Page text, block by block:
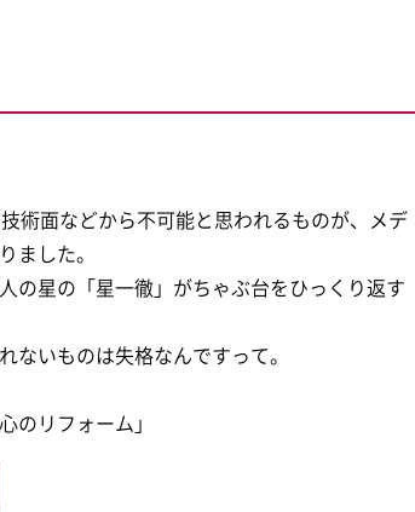
術面などから不可能と思われるものが、メデ
ました。
の星の「星一徹」がちゃぶ台をひっくり返す
ないものは失格なんですって。
のリフォーム」